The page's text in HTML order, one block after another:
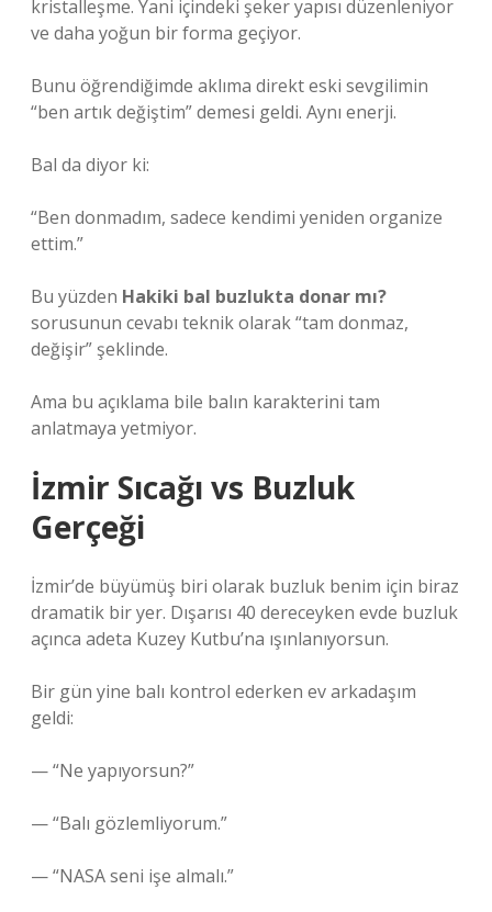
kristalleşme. Yani içindeki şeker yapısı düzenleniyor
ve daha yoğun bir forma geçiyor.
Bunu öğrendiğimde aklıma direkt eski sevgilimin
“ben artık değiştim” demesi geldi. Aynı enerji.
Bal da diyor ki:
“Ben donmadım, sadece kendimi yeniden organize
ettim.”
Bu yüzden Hakiki bal buzlukta donar mı?
sorusunun cevabı teknik olarak “tam donmaz,
değişir” şeklinde.
Ama bu açıklama bile balın karakterini tam
anlatmaya yetmiyor.
İzmir Sıcağı vs Buzluk
Gerçeği
İzmir’de büyümüş biri olarak buzluk benim için biraz
dramatik bir yer. Dışarısı 40 dereceyken evde buzluk
açınca adeta Kuzey Kutbu’na ışınlanıyorsun.
Bir gün yine balı kontrol ederken ev arkadaşım
geldi:
— “Ne yapıyorsun?”
— “Balı gözlemliyorum.”
— “NASA seni işe almalı.”